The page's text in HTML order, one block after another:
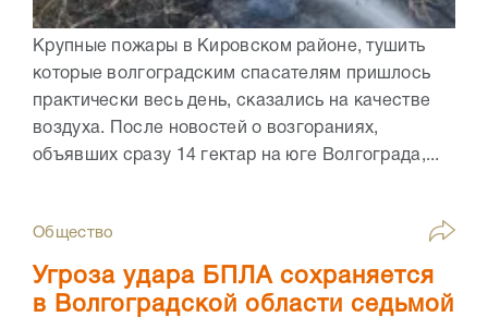
Крупные пожары в Кировском районе, тушить
которые волгоградским спасателям пришлось
практически весь день, сказались на качестве
воздуха. После новостей о возгораниях,
объявших сразу 14 гектар на юге Волгограда,...
Общество
Угроза удара БПЛА сохраняется
в Волгоградской области седьмой